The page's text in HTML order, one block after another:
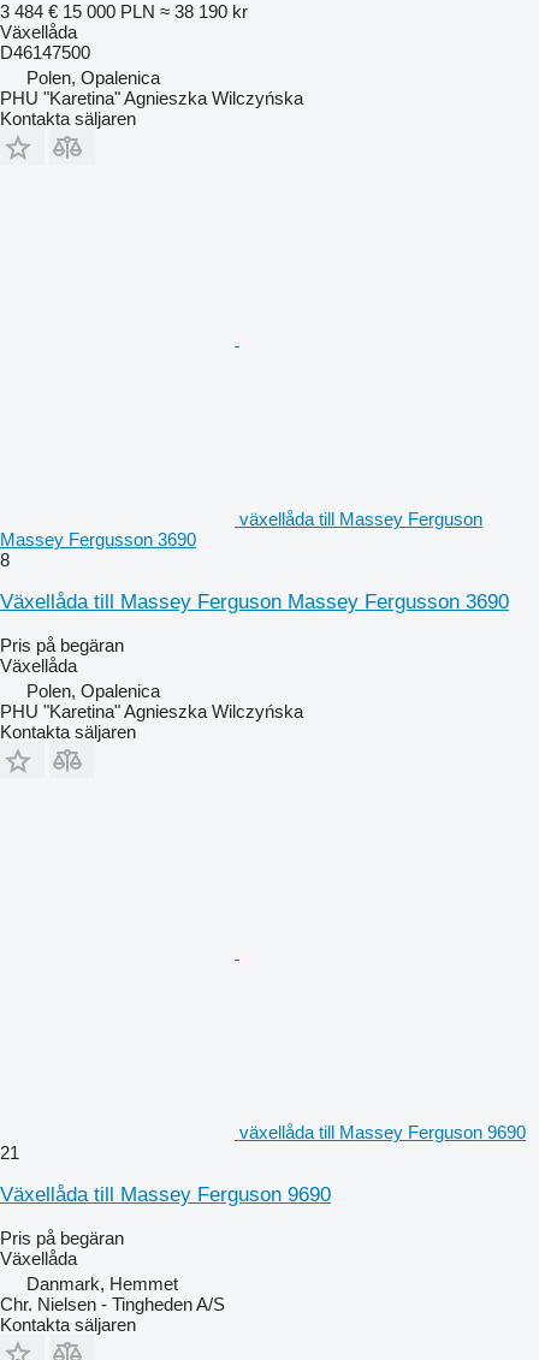
3 484 € 15 000 PLN ≈ 38 190 kr
Växellåda
D46147500
Polen, Opalenica
PHU "Karetina" Agnieszka Wilczyńska
Kontakta säljaren
växellåda till Massey Ferguson
Massey Fergusson 3690
8
Växellåda till Massey Ferguson Massey Fergusson 3690
Pris på begäran
Växellåda
Polen, Opalenica
PHU "Karetina" Agnieszka Wilczyńska
Kontakta säljaren
växellåda till Massey Ferguson 9690
21
Växellåda till Massey Ferguson 9690
Pris på begäran
Växellåda
Danmark, Hemmet
Chr. Nielsen - Tingheden A/S
Kontakta säljaren